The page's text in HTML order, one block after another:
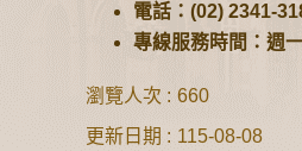
電話：(02) 2341-
專線服務時間：週
瀏覽人次
660
更新日期
115-08-08